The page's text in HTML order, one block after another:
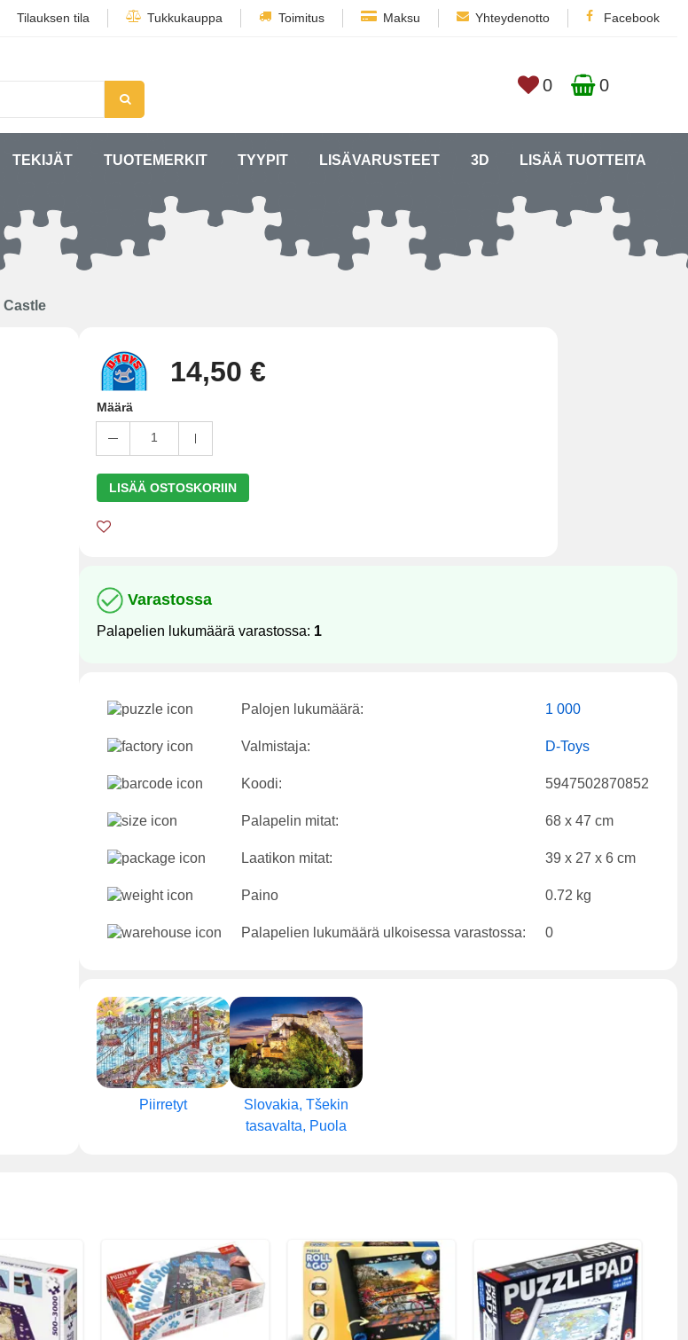
Tilauksen tila Tukkukauppa Toimitus Maksu Yhteydenotto Facebook
0 0
TEKIJÄT TUOTEMERKIT TYYPIT LISÄVARUSTEET 3D LISÄÄ TUOTTEITA
Castle
14,50 €
Määrä
1
LISÄÄ OSTOSKORIIN
Varastossa
Palapelien lukumäärä varastossa: 1
Palojen lukumäärä: 1 000
Valmistaja: D-Toys
Koodi: 5947502870852
Palapelin mitat: 68 x 47 cm
Laatikon mitat: 39 x 27 x 6 cm
Paino 0.72 kg
Palapelien lukumäärä ulkoisessa varastossa: 0
Piirretyt
Slovakia, Tšekin
tasavalta, Puola